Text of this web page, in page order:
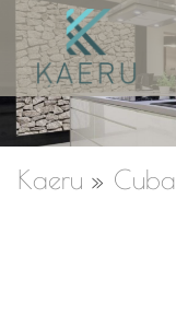
Kaeru »